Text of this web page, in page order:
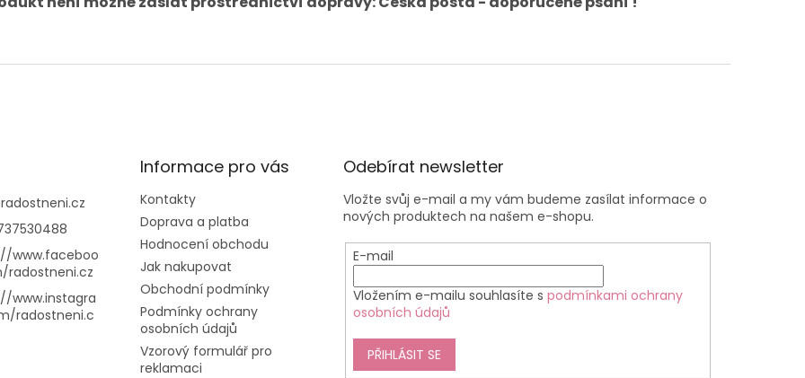
radostneni.cz
www.faceboo
radostneni.cz
www.instagra
radostneni.c
Informace pro vás
Kontakty
Doprava a platba
Hodnocení obchodu
Jak nakupovat
Obchodní podmínky
Podmínky ochrany
osobních údajů
Vzorový formulář pro
reklamaci
Odebírat newsletter
Vložte svůj e-mail a my vám budeme zasílat informace o
nových produktech na našem e-shopu.
E-mail
Vložením e-mailu souhlasíte spodmínkami ochrany
osobních údajů
PŘIHLÁSIT SE